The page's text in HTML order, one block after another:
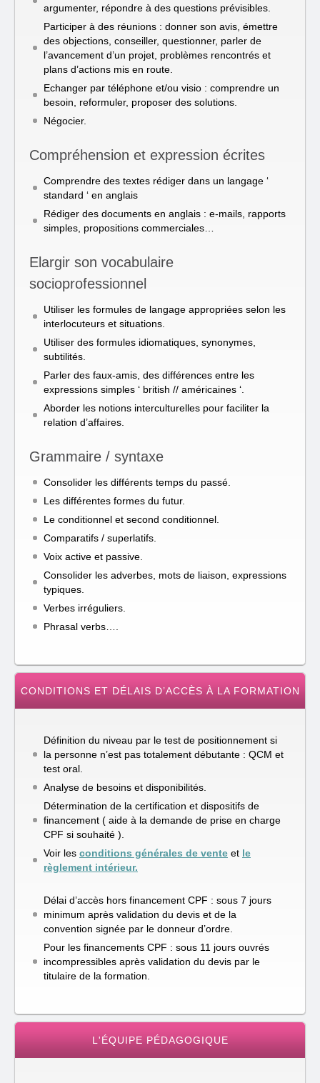
argumenter, répondre à des questions prévisibles.
Participer à des réunions : donner son avis, émettre
des objections, conseiller, questionner, parler de
l’avancement d’un projet, problèmes rencontrés et
plans d’actions mis en route.
Echanger par téléphone et/ou visio : comprendre un
besoin, reformuler, proposer des solutions.
Négocier.
Compréhension et expression écrites
Comprendre des textes rédiger dans un langage ‘
standard ‘ en anglais
Rédiger des documents en anglais : e-mails, rapports
simples, propositions commerciales…
Elargir son vocabulaire
socioprofessionnel
Utiliser les formules de langage appropriées selon les
interlocuteurs et situations.
Utiliser des formules idiomatiques, synonymes,
subtilités.
Parler des faux-amis, des différences entre les
expressions simples ‘ british // américaines ‘.
Aborder les notions interculturelles pour faciliter la
relation d’affaires.
Grammaire / syntaxe
Consolider les différents temps du passé.
Les différentes formes du futur.
Le conditionnel et second conditionnel.
Comparatifs / superlatifs.
Voix active et passive.
Consolider les adverbes, mots de liaison, expressions
typiques.
Verbes irréguliers.
Phrasal verbs….
CONDITIONS ET DÉLAIS D’ACCÈS À LA FORMATION
Définition du niveau par le test de positionnement si
la personne n’est pas totalement débutante : QCM et
test oral.
Analyse de besoins et disponibilités.
Détermination de la certification et dispositifs de
financement ( aide à la demande de prise en charge
CPF si souhaité ).
Voir les conditions générales de vente et le
règlement intérieur.
Délai d’accès hors financement CPF : sous 7 jours
minimum après validation du devis et de la
convention signée par le donneur d’ordre.
Pour les financements CPF : sous 11 jours ouvrés
incompressibles après validation du devis par le
titulaire de la formation.
L'ÉQUIPE PÉDAGOGIQUE